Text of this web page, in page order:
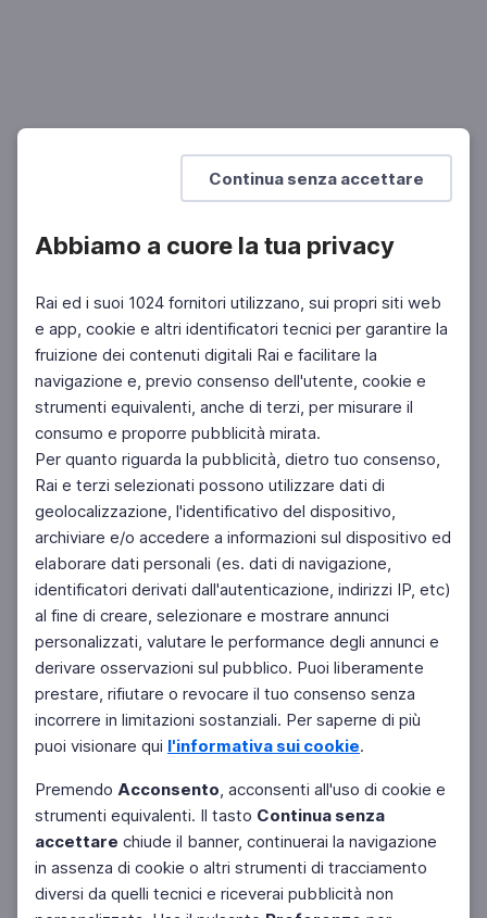
Continua senza accettare
Abbiamo a cuore la tua privacy
Rai ed i suoi 1024 fornitori utilizzano, sui propri siti web
e app, cookie e altri identificatori tecnici per garantire la
fruizione dei contenuti digitali Rai e facilitare la
navigazione e, previo consenso dell'utente, cookie e
strumenti equivalenti, anche di terzi, per misurare il
consumo e proporre pubblicità mirata.
Per quanto riguarda la pubblicità, dietro tuo consenso,
Rai e terzi selezionati possono utilizzare dati di
geolocalizzazione, l'identificativo del dispositivo,
archiviare e/o accedere a informazioni sul dispositivo ed
elaborare dati personali (es. dati di navigazione,
identificatori derivati dall'autenticazione, indirizzi IP, etc)
al fine di creare, selezionare e mostrare annunci
personalizzati, valutare le performance degli annunci e
derivare osservazioni sul pubblico. Puoi liberamente
prestare, rifiutare o revocare il tuo consenso senza
incorrere in limitazioni sostanziali. Per saperne di più
puoi visionare qui l'informativa sui cookie.
Premendo Acconsento, acconsenti all'uso di cookie e
strumenti equivalenti. Il tasto Continua senza
accettare chiude il banner, continuerai la navigazione
in assenza di cookie o altri strumenti di tracciamento
diversi da quelli tecnici e riceverai pubblicità non
Facebook Instagram Twitter